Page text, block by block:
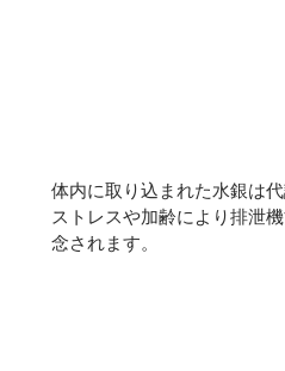
体内に取り込まれた水銀は
ストレスや加齢により排泄
念されます。